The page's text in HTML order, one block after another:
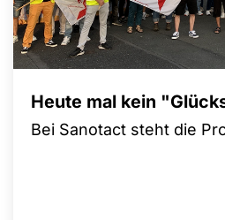
Heute mal kein
Bei Sanotact steht die